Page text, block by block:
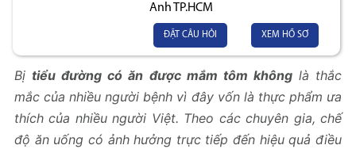
Anh TP.HCM
ĐẶT CÂU HỎI XEM HỒ SƠ
Bị tiểu đường có ăn được mắm tôm khônglà thắc
mắc của nhiều người bệnh vì đây vốn là thực phẩm ưa
thích của nhiều người Việt. Theo các chuyên gia, chế
độ ăn uống có ảnh hưởng trực tiếp đến hiệu quả điều